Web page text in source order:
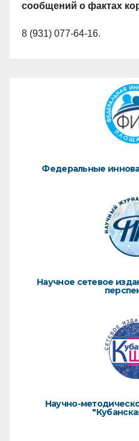
сообщений о фактах
8 (931) 077-64-16.
Федеральные
Научное сетевое
Научно-